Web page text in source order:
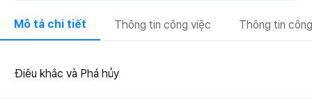
Mô tả chi tiết Thông tin công việc Thông tin
Điêu khắc và Phá hủy